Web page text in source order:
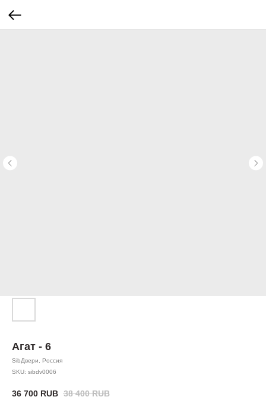
Агат - 6
SibДвери, Россия
SKU: sibdv0006
36 700 RUB 38 400 RUB